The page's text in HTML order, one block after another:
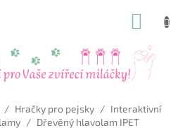
/ Hračky pro pejsky / Interaktivní
/ Dřevěný hlavolam IPET